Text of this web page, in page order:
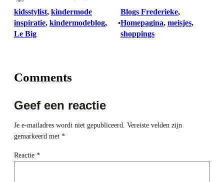
kidsstylist, kindermode
inspiratie, kindermodeblog
Le Big
•
Blogs Frederieke ,
Homepagina, meisjes ,
shoppings
Comments
Geef een reactie
Je e-mailadres wordt niet gepubliceerd. Vereiste velden zijn
gemarkeerd met *
Reactie *